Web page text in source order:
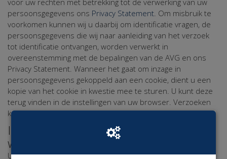
persoonsgegevens ons Privacy Statement . Om misbruik te
voorkomen kunnen wij u daarbij om identificatie vragen, de
persoonsgegevens die wij naar aanleiding van het verzoek
tot identificatie ontvangen, worden verwerkt in
overeenstemming met de bepalingen van de AVG en ons
Privacy Statement. Wanneer het gaat om inzage in
persoonsgegevens gekoppeld aan een cookie, dient u een
kopie van het cookie in kwestie mee te sturen. U kunt deze
terug vinden in de instellingen van uw browser. Verzoeken
kunt u richten aan jolanda@werkvereniging.nl.
In- & uitschakelen van cookies op deze
website
U kunt zelf eenvoudig het toestaan van cookies op deze